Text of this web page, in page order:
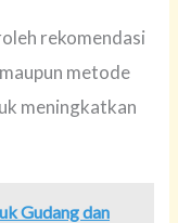
rekomendasi
metode
meningkatkan
Gudang dan